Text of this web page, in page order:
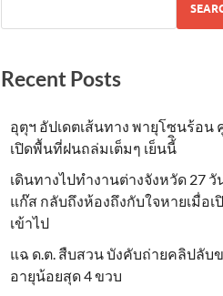
Recent Posts
อุตุฯ อัปเดตเส้นทาง พายุโซนร้อน
เปิดพื้นที่ฝนถล่มเต็มๆ เย็นนี้ิ
เดินทางไปทำงานต่างจังหวัด 27 วั
แก๊ส กลับถึงห้องถึงกับใจหายเมื่อเ
เข้าไป
แฉ ด.ต. สืบสวน บังคับถ่ายคลิปลับ
อายุน้อยสุด 4 ขวบ